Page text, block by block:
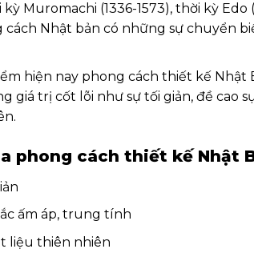
kỳ Muromachi (1336-1573), thời kỳ
cách Nhật bản có những sự chuyển
hiện nay phong cách thiết kế
giá trị cốt lõi như sự tối giản, đề cao
phong cách thiết kế Nhật
ấm áp, trung tính
liệu thiên nhiên